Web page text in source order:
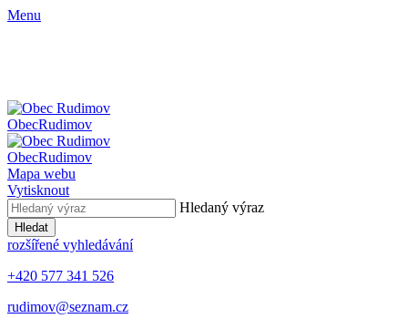
Menu
ObecRudimov
ObecRudimov
Mapa webu
Vytisknout
Hledaný výraz
Hledat
rozšířené vyhledávání
+420 577 341 526
rudimov@seznam.cz